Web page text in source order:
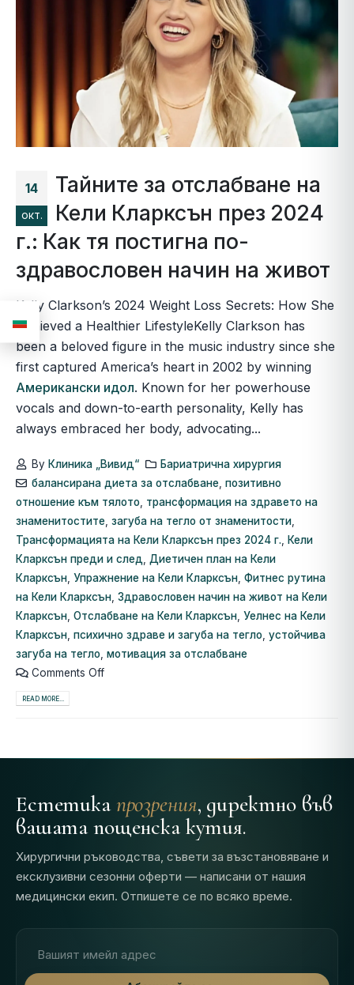
14
окт.
Тайните за отслабване на
Кели Кларксън през 2024
г.: Как тя постигна по-
здравословен начин на живот
Kelly Clarkson’s 2024 Weight Loss Secrets: How She
Achieved a Healthier LifestyleKelly Clarkson has
been a beloved figure in the music industry since she
first captured America’s heart in 2002 by winning
Американски идол. Known for her powerhouse
vocals and down-to-earth personality, Kelly has
always embraced her body, advocating...
By Клиника „Вивид“
Бариатрична хирургия
балансирана диета за отслабване, позитивно
отношение към тялото
трансформация на здравето на
знаменитостите загуба на тегло от знаменитости
Трансформацията на Кели Кларксън през 2024 г.
Кели
Кларксън преди и след Диетичен план на Кели
Кларксън Упражнение на Кели Кларксън Фитнес рутина
на Кели Кларксън Здравословен начин на живот на Кели
Кларксън Отслабване на Кели Кларксън Уелнес на Кели
Кларксън психично здраве и загуба на тегло устойчива
загуба на тегло мотивация за отслабване
Comments Off
READ MORE...
Естетика прозрения, директно във
вашата пощенска кутия.
Хирургични ръководства, съвети за възстановяване и
ексклузивни сезонни оферти — написани от нашия
медицински екип. Отпишете се по всяко време.